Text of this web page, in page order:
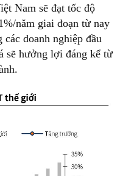
Nam sẽ đạt tốc độ
năm giai đoạn từ nay
doanh nghiệp đầu
sẽ hưởng lợi đáng kể từ